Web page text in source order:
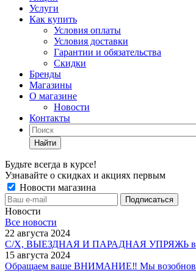
Услуги
Как купить
Условия оплаты
Условия доставки
Гарантии и обязательства
Скидки
Бренды
Магазины
О магазине
Новости
Контакты
Найти
Будьте всегда в курсе!
Узнавайте о скидках и акциях первым
Новости магазина
Новости
Все новости
22 августа 2024
С/Х, ВЫЕЗДНАЯ И ПАРАДНАЯ УПРЯЖЬ в
15 августа 2024
Обращаем ваше ВНИМАНИЕ‼ Мы